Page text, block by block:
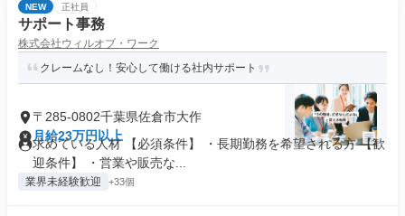
NEW 正社員
サポート事務
株式会社ウィルオブ・ワーク
クレームなし！安心して働ける社内サポート
〒285-0802千葉県佐倉市大作
月給23万円以上
求めている人材 【必須条件】 ・長期勤務を希望される方 【歓
迎条件】 ・営業や販売な...
業界未経験歓迎 +33個